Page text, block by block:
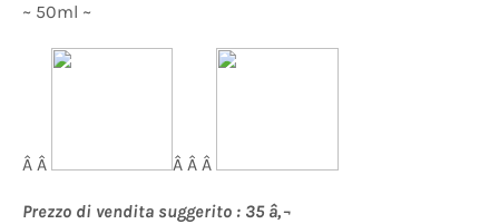
~ 50ml ~
Â Â Â Â Â
Prezzo di vendita suggerito : 35 â‚¬